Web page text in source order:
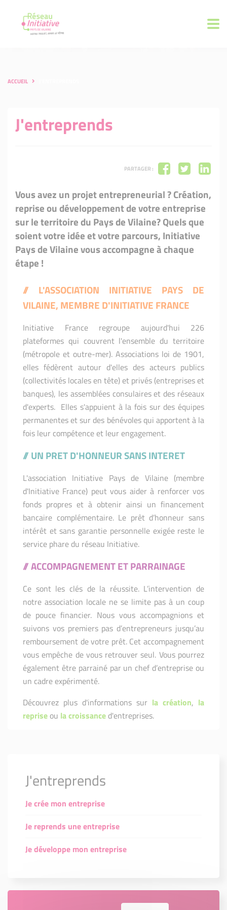
ACCUEIL
J'entreprends
PARTAGER :
Vous avez un projet entrepreneurial ? Création,
reprise ou développement de votre entreprise
sur le territoire du Pays de Vilaine? Quels que
soient votre idée et votre parcours, Initiative
Pays de Vilaine vous accompagne à chaque
étape !
// L'ASSOCIATION INITIATIVE PAYS DE
VILAINE, MEMBRE D'INITIATIVE FRANCE
Initiative France regroupe aujourd'hui 226
plateformes qui couvrent l'ensemble du territoire
(métropole et outre-mer). Associations loi de 1901,
elles fédèrent autour d'elles des acteurs publics
(collectivités locales en tête) et privés (entreprises et
banques), les assemblées consulaires et des réseaux
d'experts. Elles s'appuient à la fois sur des équipes
permanentes et sur des bénévoles qui apportent à la
fois leur compétence et leur engagement.
// UN PRET D'HONNEUR SANS INTERET
L'association Initiative Pays de Vilaine (membre
d'Initiative France) peut vous aider à renforcer vos
fonds propres et à obtenir ainsi un financement
bancaire complémentaire. Le prêt d’honneur sans
intérêt et sans garantie personnelle exigée reste le
service phare du réseau Initiative.
// ACCOMPAGNEMENT ET PARRAINAGE
Ce sont les clés de la réussite. L’intervention de
notre association locale ne se limite pas à un coup
de pouce financier. Nous vous accompagnions et
suivons vos premiers pas d’entrepreneurs jusqu’au
remboursement de votre prêt. Cet accompagnement
vous empêche de vous retrouver seul. Vous pourrez
également être parrainé par un chef d’entreprise ou
un cadre expérimenté.
Découvrez plus d'informations sur la création, la
reprise ou la croissance d'entreprises.
J'entreprends
Je crée mon entreprise
Je reprends une entreprise
Je développe mon entreprise